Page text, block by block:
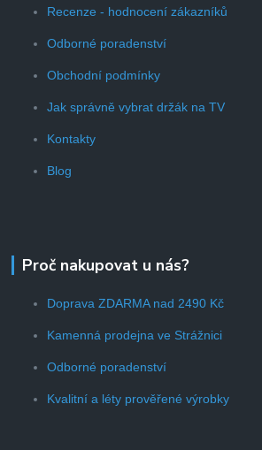
Recenze - hodnocení zákazníků
Odborné poradenství
Obchodní podmínky
Jak správně vybrat držák na TV
Kontakty
Blog
Proč nakupovat u nás?
Doprava ZDARMA nad 2490 Kč
Kamenná prodejna ve Strážnici
Odborné poradenství
Kvalitní a léty prověřené výrobky